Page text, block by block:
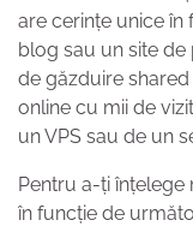
are cerințe unice în
blog sau un site
de găzduire
online cu mii de
un VPS sau de un
Pentru a-ți
în funcție de